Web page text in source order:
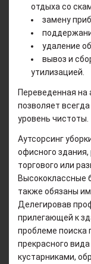
отдыха со
замену
удаление
вывоз и
утилизацией.
Переведенная на
позволяет
уровень чистоты.
Аутсорсинг
офисного здания,
торгового или
Высококлассные
также обязаны
Делегировав
прилегающей к
проблеме поиска
прекрасного
кустарниками,